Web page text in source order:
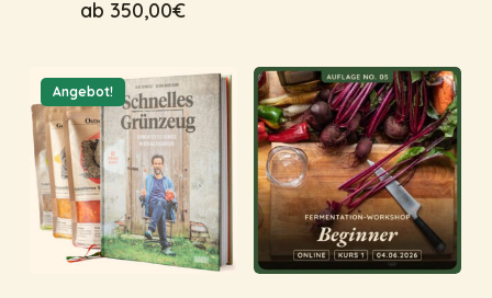
ab 350,00€
Angebot!